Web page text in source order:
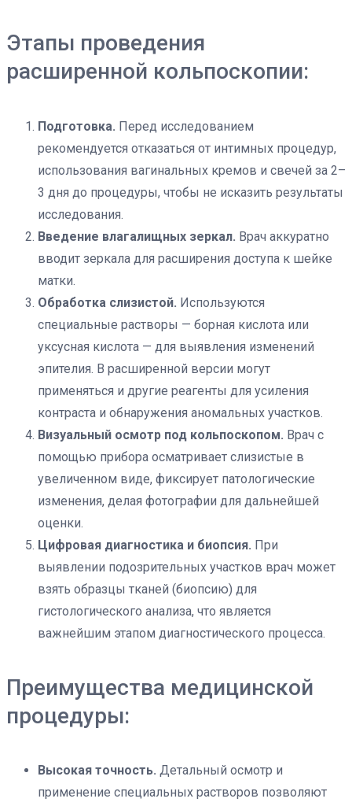
Этапы проведения
расширенной кольпоскопии:
Подготовка. Перед исследованием
рекомендуется отказаться от интимных процедур,
использования вагинальных кремов и свечей за 2–
3 дня до процедуры, чтобы не исказить результаты
исследования.
Введение влагалищных зеркал. Врач аккуратно
вводит зеркала для расширения доступа к шейке
матки.
Обработка слизистой. Используются
специальные растворы — борная кислота или
уксусная кислота — для выявления изменений
эпителия. В расширенной версии могут
применяться и другие реагенты для усиления
контраста и обнаружения аномальных участков.
Визуальный осмотр под кольпоскопом. Врач с
помощью прибора осматривает слизистые в
увеличенном виде, фиксирует патологические
изменения, делая фотографии для дальнейшей
оценки.
Цифровая диагностика и биопсия. При
выявлении подозрительных участков врач может
взять образцы тканей (биопсию) для
гистологического анализа, что является
важнейшим этапом диагностического процесса.
Преимущества медицинской
процедуры:
Высокая точность. Детальный осмотр и
применение специальных растворов позволяют